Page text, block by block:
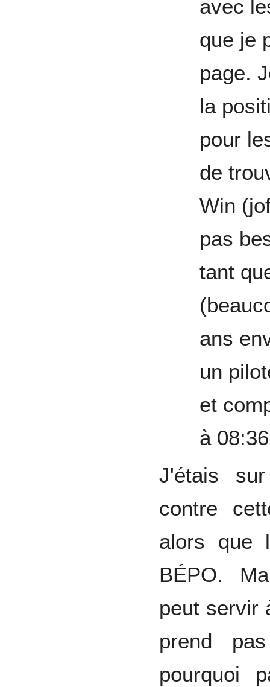
avec
que je
page.
la
pour
de
Win
pas
tant
ans
un
et
à
J'étais
contre
alors que
BÉPO.
peut servir
prend
pourquoi